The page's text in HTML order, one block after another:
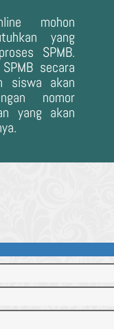
mohon
yang
SPMB.
secara
siswa akan
nomor
yang akan